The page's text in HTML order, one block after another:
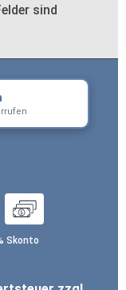
sind
Skonto